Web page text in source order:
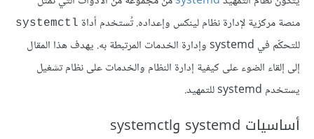
منصة مركزية لإدارة نظام لينكس وإعداده. تُستخدم أداة systemctl
للتحكّم في systemd وإدارة الخدمات المرتبطة به. يهدف هذا المقال
إلى إلقاء الضوء على كيفية إدارة النظام والخدمات على نظام تشغيل
يستخدم systemd للتمهيد.
أساسيات systemd وsystemctl